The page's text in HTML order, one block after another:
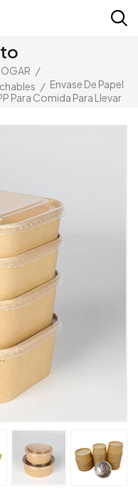
/
/ Envase De Papel
Para Comida Para Llevar